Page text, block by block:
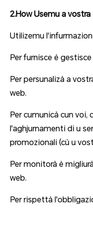
2.How Usemu a
Utilizemu
Per furnisce è
Per persunalizà a
web.
Per cumunicà cun voi,
l'aghjurnamenti di u
promozionali (cù u
Per monitorà è
web.
Per rispettà